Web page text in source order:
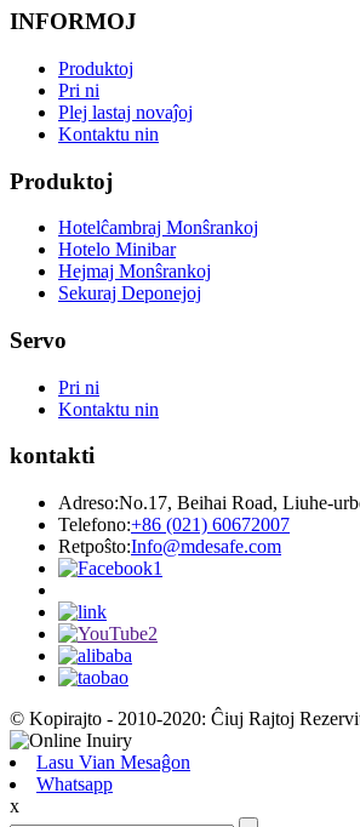
INFORMOJ
Produktoj
Pri ni
Plej lastaj novaĵoj
Kontaktu nin
Produktoj
Hotelĉambraj Monŝrankoj
Hotelo Minibar
Hejmaj Monŝrankoj
Sekuraj Deponejoj
Servo
Pri ni
Kontaktu nin
kontakti
Adreso:No.17, Beihai Road, Liuhe-
Telefono:+86 (021) 60672007
Retpoŝto:Info@mdesafe.com
© Kopirajto - 2010-2020: Ĉiuj Rajtoj
Lasu Vian Mesaĝon
Whatsapp
x